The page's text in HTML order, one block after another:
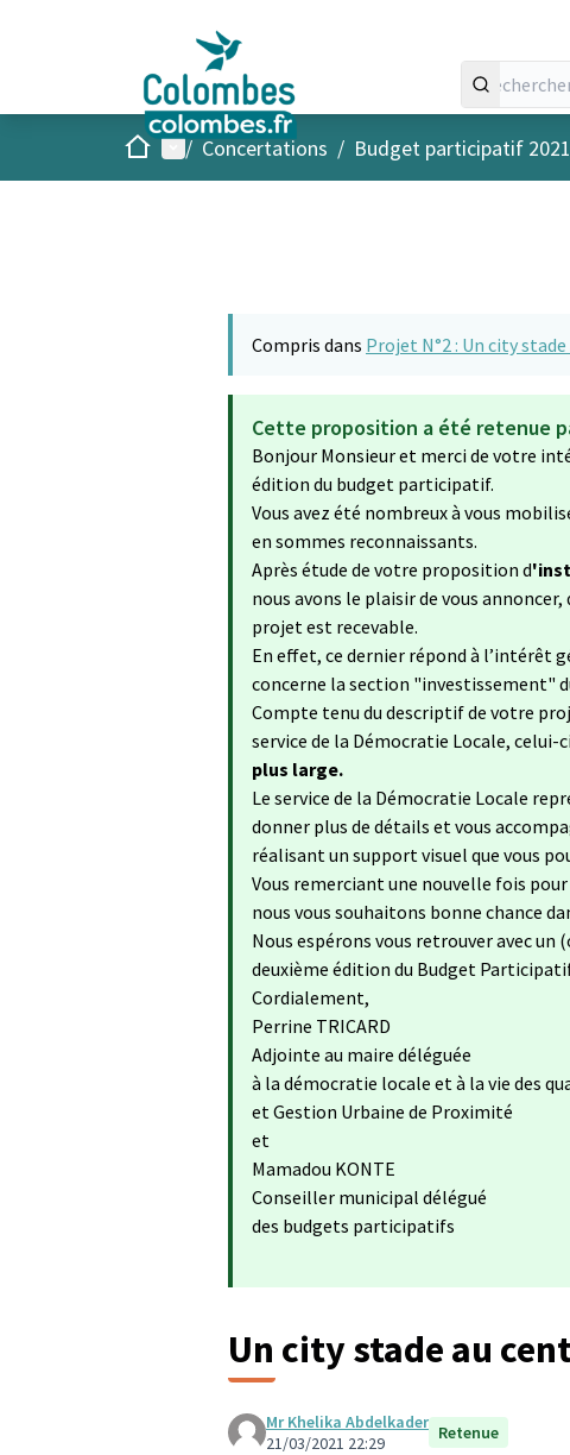
AccueilMenu principal
/ Concertations / Budget participatif 2021
Compris dans Projet N°2 : Un city
Cette proposition a été retenue
Bonjour Monsieur et merci de votre
édition du budget participatif.
Vous avez été nombreux à vous
en sommes reconnaissants.
Après étude de votre proposition d
nous avons le plaisir de vous
projet est recevable.
En effet, ce dernier répond à l’intérêt
concerne la section "investissement"
Compte tenu du descriptif de votre
service de la Démocratie Locale,
plus large.
Le service de la Démocratie Locale
donner plus de détails et vous
réalisant un support visuel que vous
Vous remerciant une nouvelle fois
nous vous souhaitons bonne chance
Nous espérons vous retrouver avec un
deuxième édition du Budget
Cordialement,
Perrine TRICARD
Adjointe au maire déléguée
à la démocratie locale et à la vie des
et Gestion Urbaine de Proximité
et
Mamadou KONTE
Conseiller municipal délégué
des budgets participatifs
Un city stade au
Mr Khelika Abdelkader
21/03/2021 22:29
Retenue